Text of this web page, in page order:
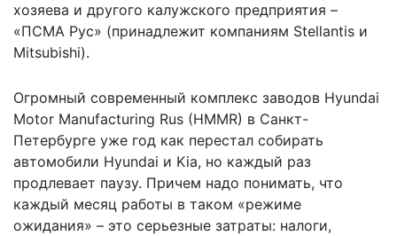
хозяева и другого калужского предприятия –
«ПСМА Рус» (принадлежит компаниям Stellantis и
Mitsubishi).
Огромный современный комплекс заводов Hyundai
Motor Manufacturing Rus (HMMR) в Санкт-
Петербурге уже год как перестал собирать
автомобили Hyundai и Kia, но каждый раз
продлевает паузу. Причем надо понимать, что
каждый месяц работы в таком «режиме
ожидания» – это серьезные затраты: налоги,